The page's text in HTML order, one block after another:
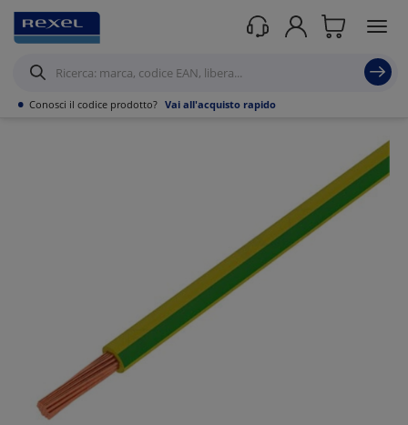
• Conosci il codice prodotto? Vai all'acquisto rapido
Prodotti /